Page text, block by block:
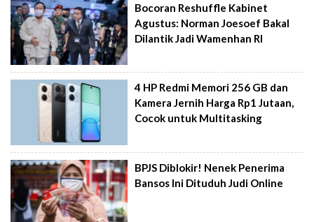
Bocoran Reshuffle Kabinet
Agustus: Norman Joesoef Bakal
Dilantik Jadi Wamenhan RI
4 HP Redmi Memori 256 GB dan
Kamera Jernih Harga Rp1 Jutaan,
Cocok untuk Multitasking
BPJS Diblokir! Nenek Penerima
Bansos Ini Dituduh Judi Online